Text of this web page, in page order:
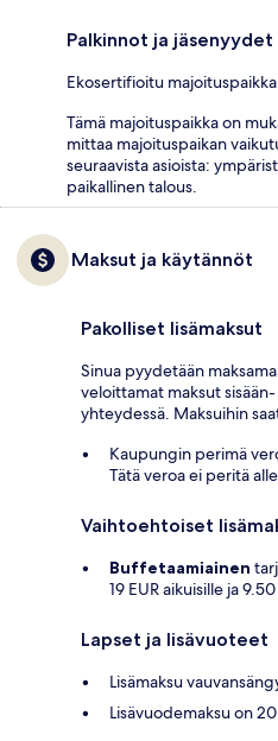
Palkinnot ja jäsenyydet
Ekosertifioitu majoituspaikka
Tämä majoituspaikka on
mittaa majoituspaikan
seuraavista asioista:
paikallinen talous.
Maksut ja käytännöt
Pakolliset lisämaksut
Sinua pyydetään
veloittamat maksut
yhteydessä. Maksuihin
Kaupungin perimä
Tätä veroa ei peritä
Vaihtoehtoiset
Buffetaamiainen
19 EUR aikuisille ja
Lapset ja lisävuoteet
Lisämaksu
Lisävuodemaksu on